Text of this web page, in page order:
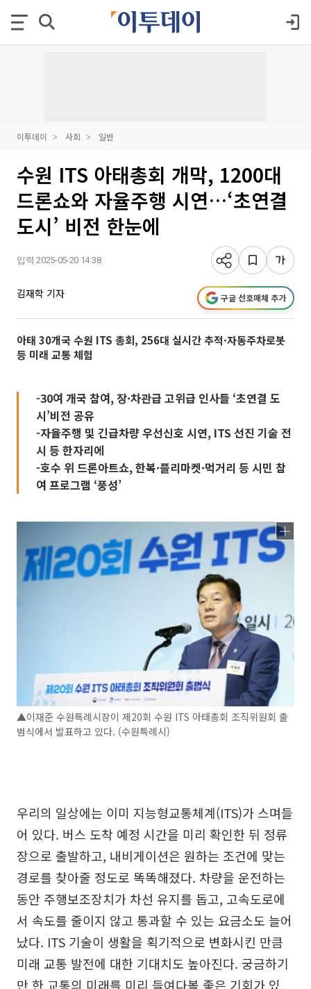
이투데이 사회 일반
수원 ITS 아태총회 개막, 1200대
드론쇼와 자율주행 시연…‘초연결
도시’ 비전 한눈에
입력 2025-05-20 14:38
김재학 기자 구글 선호매체 추가
아태 30개국 수원 ITS 총회, 256대 실시간 추적·자동주차로봇
등 미래 교통 체험
-30여 개국 참여, 장·차관급 고위급 인사들 ‘초연결 도
시’비전 공유
-자율주행 및 긴급차량 우선신호 시연, ITS 선진 기술 전
시 등 한자리에
-호수 위 드론아트쇼, 한복·플리마켓·먹거리 등 시민 참
여 프로그램 ‘풍성’
▲이재준 수원특례시장이 제20회 수원 ITS 아태총회 조직위원회 출
범식에서 발표하고 있다. (수원특례시)
우리의 일상에는 이미 지능형교통체계(ITS)가 스며들
어 있다. 버스 도착 예정 시간을 미리 확인한 뒤 정류
장으로 출발하고, 내비게이션은 원하는 조건에 맞는
경로를 찾아줄 정도로 똑똑해졌다. 차량을 운전하는
동안 주행보조장치가 차선 유지를 돕고, 고속도로에
서 속도를 줄이지 않고 통과할 수 있는 요금소도 늘어
났다. ITS 기술이 생활을 획기적으로 변화시킨 만큼
미래 교통 발전에 대한 기대치도 높아진다. 궁금하기
만 한 교통의 미래를 미리 들여다볼 좋은 기회가 있